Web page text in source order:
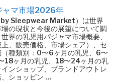
ャマ市場2026年
Sleepwear Market）は世界
の現状と今後の展望について調
界の乳児用パジャマ市場概要、
、販売価格、市場シェア）、セ
（種類別：0〜6ヶ月の乳児、6〜
18ヶ月の乳児、18〜24ヶ月の乳
ンショップ、ブランドアウトレ
、ショッピン …